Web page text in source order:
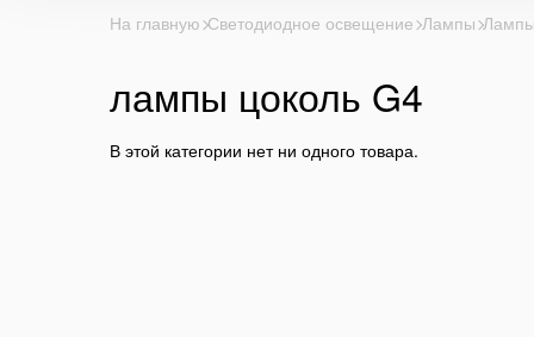
На главную Светодиодное освещение Лампы
лампы цоколь G4
В этой категории нет ни одного товара.